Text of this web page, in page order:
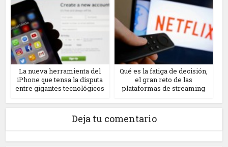
La nueva herramienta del
iPhone que tensa la disputa
entre gigantes tecnológicos
Qué es la fatiga de decisión,
el gran reto de las
plataformas de streaming
Deja tu comentario